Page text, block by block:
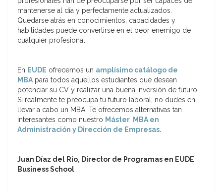
mantenerse al día y perfectamente actualizados.
Quedarse atrás en conocimientos, capacidades y
habilidades puede convertirse en el peor enemigo de
cualquier profesional.
En EUDE ofrecemos un amplísimo catálogo de
MBApara todos aquellos estudiantes que desean
potenciar su CV y realizar una buena inversión de futuro.
Si realmente te preocupa tu futuro laboral, no dudes en
llevar a cabo un MBA. Te ofrecemos alternativas tan
interesantes como nuestro Máster MBA en
Administración y Dirección de Empresas.
Juan Díaz del Río, Director de Programas en EUDE
Business School